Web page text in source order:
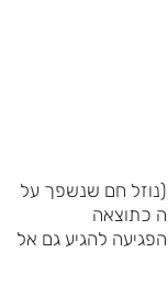
(נוזל חם שנשפך על
כתוצאה
להגיע גם אל